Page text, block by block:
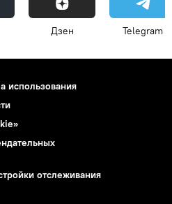
Дзен Telegram
использования
отслеживания